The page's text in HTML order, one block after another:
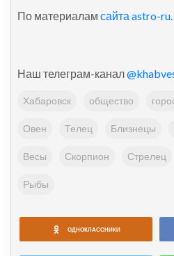
По материалам сайта astro-ru.
Наш телеграм-канал
Хабаровск общество
Овен Телец Близнецы
Весы Скорпион Стрелец
Рыбы
ОДНОКЛАССНИКИ